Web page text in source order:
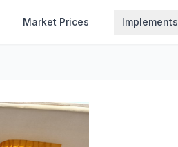
Market Prices Implements